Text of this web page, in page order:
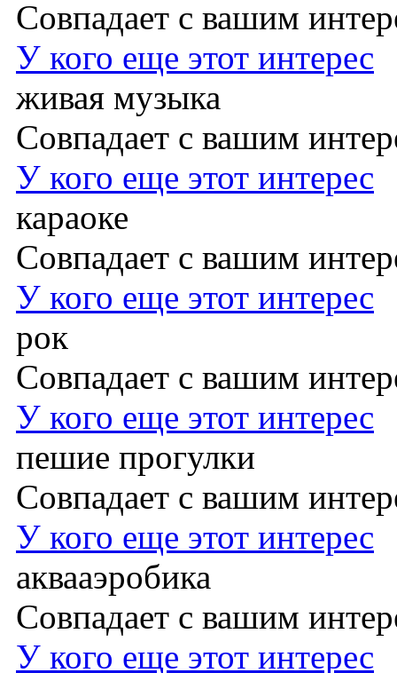
Совпадает с вашим
У кого еще этот интерес
живая музыка
Совпадает с вашим
У кого еще этот интерес
караоке
Совпадает с вашим
У кого еще этот интерес
рок
Совпадает с вашим
У кого еще этот интерес
пешие прогулки
Совпадает с вашим
У кого еще этот интерес
аквааэробика
Совпадает с вашим
У кого еще этот интерес